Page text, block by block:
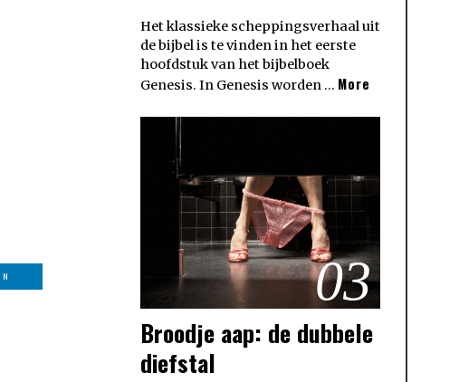
Het klassieke scheppingsverhaal uit
de bijbel is te vinden in het eerste
hoofdstuk van het bijbelboek
Genesis. In Genesis worden … More
03
Broodje aap: de dubbele
diefstal